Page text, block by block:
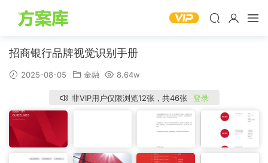
招商银行品牌视觉识别手册
2025-08-05 金融 8.64w
非VIP用户仅限浏览12张，共46张 登录